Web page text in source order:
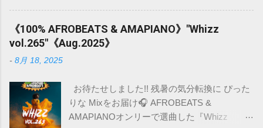
下記のディレクトリ内でSTEAM フォルダーを探します。
/Users/名前/Library/Application Support/ Spectrasonics ※ユー
ザー名/ライブラリのフォルダの表示の仕方は こちら を参照
ください。 STEAMフォルダーを 右クリックして情報を取得
します。 下部に自分とEveryoneのアクセス権があります。
セス権を読み/書きと選択します。 +と-の横にある設定ボタン
をクリックし、 すべてのサブフォルダーに適用するを選択し
ます。 [適用する]をクリックできない場合は、ロックボタン
《100% AFROBEATS & AMAPIANO》"Whizz
vol.265"《Aug.2025》
- 8月 18, 2025
お待たせしました!! 残暑の気分転換に ぴった
りな Mixをお届け🎧 AFROBEATS &
AMAPIANOオンリーで選曲した『Whizz